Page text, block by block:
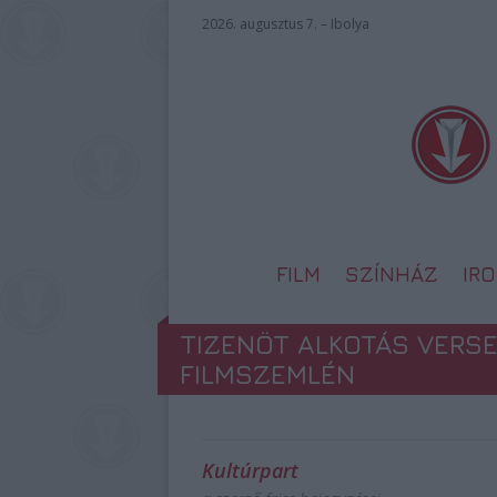
2026. augusztus 7. – Ibolya
FILM SZÍNHÁZ
TIZENÖT ALKOTÁS
FILMSZEMLÉN
Kultúrpart